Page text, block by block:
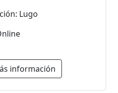
Lugo
información